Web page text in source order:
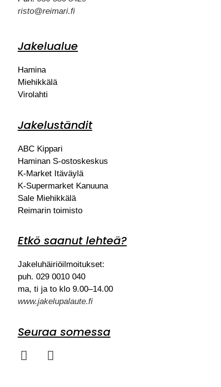
risto@reimari.fi
Jakelualue
Hamina
Miehikkälä
Virolahti
Jakeluständit
ABC Kippari
Haminan S-ostoskeskus
K-Market Itäväylä
K-Supermarket Kanuuna
Sale Miehikkälä
Reimarin toimisto
Etkö saanut lehteä?
Jakeluhäiriöilmoitukset:
puh. 029 0010 040
ma, ti ja to klo 9.00–14.00
www.jakelupalaute.fi
Seuraa somessa